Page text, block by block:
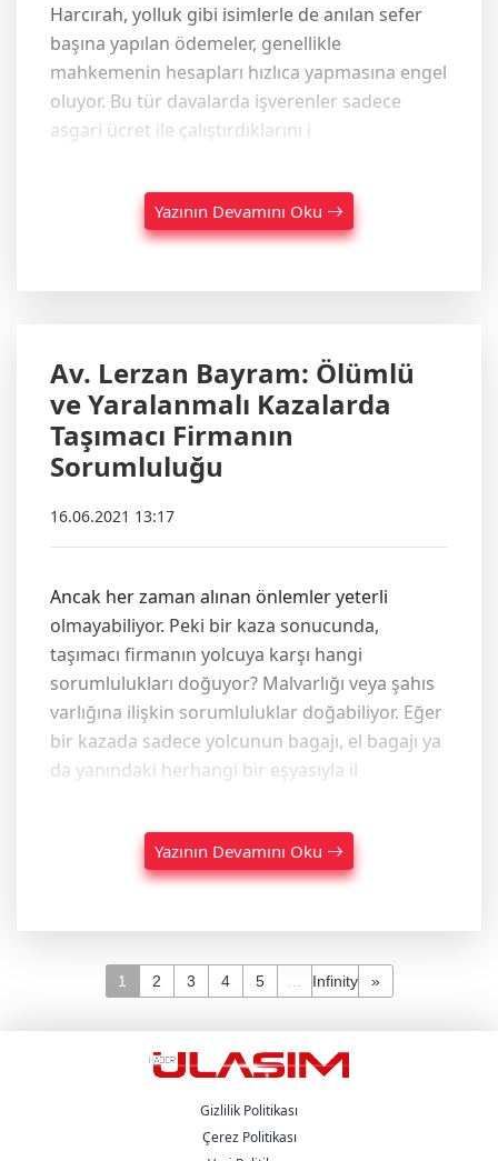
Harcırah, yolluk gibi isimlerle de anılan sefer
başına yapılan ödemeler, genellikle
mahkemenin hesapları hızlıca yapmasına engel
oluyor. Bu tür davalarda işverenler sadece
asgari ücret ile çalıştırdıklarını i
Yazının Devamını Oku
Av. Lerzan Bayram: Ölümlü
ve Yaralanmalı Kazalarda
Taşımacı Firmanın
Sorumluluğu
16.06.2021 13:17
Ancak her zaman alınan önlemler yeterli
olmayabiliyor. Peki bir kaza sonucunda,
taşımacı firmanın yolcuya karşı hangi
sorumlulukları doğuyor? Malvarlığı veya şahıs
varlığına ilişkin sorumluluklar doğabiliyor. Eğer
bir kazada sadece yolcunun bagajı, el bagajı ya
da yanındaki herhangi bir eşyasıyla il
Yazının Devamını Oku
1 2 3 4 5 Infinity »
Gizlilik Politikası
Çerez Politikası